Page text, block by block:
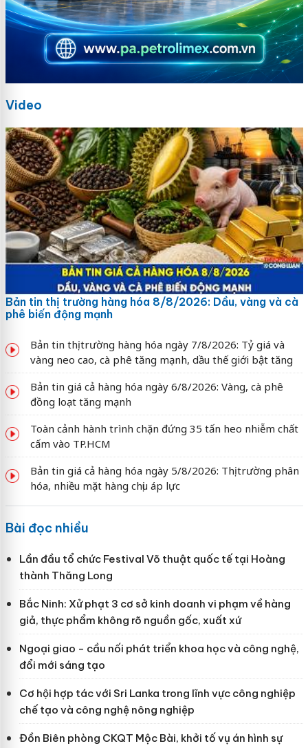
Video
Bản tin thị trường hàng hóa 8/8/2026: Dầu, vàng và cà
phê biến động mạnh
Bản tin thị trường hàng hóa ngày 7/8/2026: Tỷ giá và
vàng neo cao, cà phê tăng mạnh, dầu thế giới bật tăng
Bản tin giá cả hàng hóa ngày 6/8/2026: Vàng, cà phê
đồng loạt tăng mạnh
Toàn cảnh hành trình chặn đứng 35 tấn heo nhiễm chất
cấm vào TP.HCM
Bản tin giá cả hàng hóa ngày 5/8/2026: Thị trường phân
hóa, nhiều mặt hàng chịu áp lực
Bài đọc nhiều
Lần đầu tổ chức Festival Võ thuật quốc tế tại Hoàng
thành Thăng Long
Bắc Ninh: Xử phạt 3 cơ sở kinh doanh vi phạm về hàng
giả, thực phẩm không rõ nguồn gốc, xuất xứ
Ngoại giao - cầu nối phát triển khoa học và công nghệ,
đổi mới sáng tạo
Cơ hội hợp tác với Sri Lanka trong lĩnh vực công nghiệp
chế tạo và công nghệ nông nghiệp
Đồn Biên phòng CKQT Mộc Bài, khởi tố vụ án hình sự